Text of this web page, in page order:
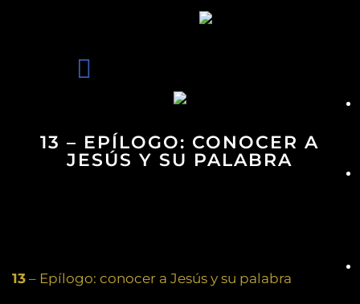
13 – EPÍLOGO: CONOCER A
JESÚS Y SU PALABRA
13 – Epílogo: conocer a Jesús y su palabra